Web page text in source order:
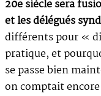
20e siècle sera
et les délégués
différents pour «
pratique, et
se passe bien
on comptait